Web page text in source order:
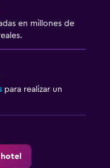
en millones de
para realizar un